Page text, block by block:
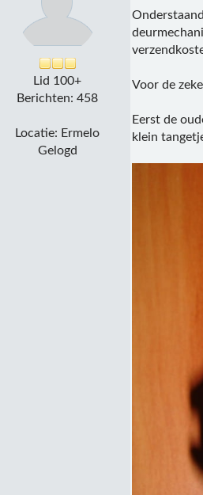
Lid 100+
Berichten: 458
Locatie: Ermelo
Gelogd
Voor de
Eerst de
klein